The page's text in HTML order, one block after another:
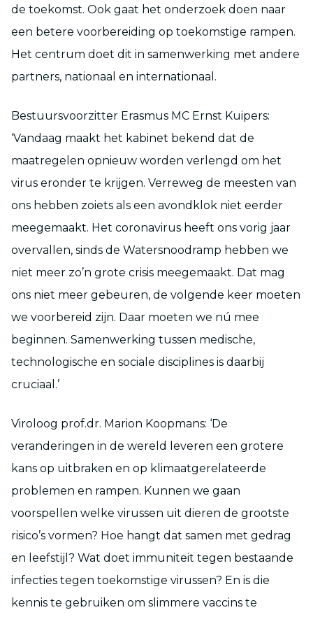
de toekomst. Ook gaat het onderzoek doen naar
een betere voorbereiding op toekomstige rampen.
Het centrum doet dit in samenwerking met andere
partners, nationaal en internationaal.
Bestuursvoorzitter Erasmus MC Ernst Kuipers:
‘Vandaag maakt het kabinet bekend dat de
maatregelen opnieuw worden verlengd om het
virus eronder te krijgen. Verreweg de meesten van
ons hebben zoiets als een avondklok niet eerder
meegemaakt. Het coronavirus heeft ons vorig jaar
overvallen, sinds de Watersnoodramp hebben we
niet meer zo’n grote crisis meegemaakt. Dat mag
ons niet meer gebeuren, de volgende keer moeten
we voorbereid zijn. Daar moeten we nú mee
beginnen. Samenwerking tussen medische,
technologische en sociale disciplines is daarbij
cruciaal.’
Viroloog prof.dr. Marion Koopmans: ‘De
veranderingen in de wereld leveren een grotere
kans op uitbraken en op klimaatgerelateerde
problemen en rampen. Kunnen we gaan
voorspellen welke virussen uit dieren de grootste
risico’s vormen? Hoe hangt dat samen met gedrag
en leefstijl? Wat doet immuniteit tegen bestaande
infecties tegen toekomstige virussen? En is die
kennis te gebruiken om slimmere vaccins te